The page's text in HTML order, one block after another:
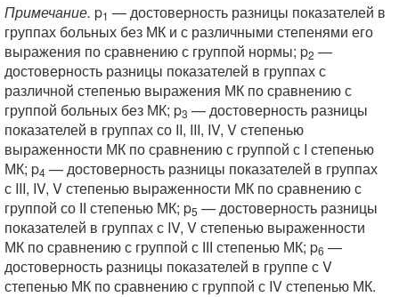
Примечание. p1 — достоверность разницы показателей в
группах больных без МК и с различными степенями его
выражения по сравнению с группой нормы; p2 —
достоверность разницы показателей в группах с
различной степенью выражения МК по сравнению с
группой больных без МК; p3 — достоверность разницы
показателей в группах со II, III, IV, V степенью
выраженности МК по сравнению с группой с I степенью
МК; p4 — достоверность разницы показателей в группах
с III, IV, V степенью выраженности МК по сравнению с
группой со ІІ степенью МК; p5 — достоверность разницы
показателей в группах с IV, V степенью выраженности
МК по сравнению с группой с ІІІ степенью МК; p6 —
достоверность разницы показателей в группе с V
степенью МК по сравнению с группой с IV степенью МК.